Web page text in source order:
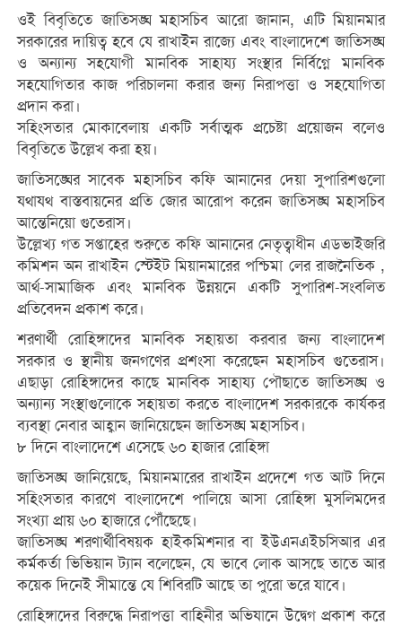
ওই বিবৃতিতে জাতিসঙ্ঘ মহাসচিব আরো জানান, এটি মিয়ানমার
সরকারের দায়িত্ব হবে যে রাখাইন রাজ্যে এবং বাংলাদেশে জাতিসঙ্ঘ
ও অন্যান্য সহযোগী মানবিক সাহায্য সংস্থার নির্বিগ্নে মানবিক
সহযোগিতার কাজ পরিচালনা করার জন্য নিরাপত্তা ও সহযোগিতা
প্রদান করা।
সহিংসতার মোকাবেলায় একটি সর্বাত্মক প্রচেষ্টা প্রয়োজন বলেও
বিবৃতিতে উল্লেখ করা হয়।
জাতিসঙ্ঘের সাবেক মহাসচিব কফি আনানের দেয়া সুপারিশগুলো
যথাযথ বাস্তবায়নের প্রতি জোর আরোপ করেন জাতিসঙ্ঘ মহাসচিব
আন্তেনিয়ো গুতেরাস।
উল্লেখ্য গত সপ্তাহের শুরুতে কফি আনানের নেতৃত্বাধীন এডভাইজরি
কমিশন অন রাখাইন স্টেইট মিয়ানমারের পশ্চিমা লের রাজনৈতিক ,
আর্থ-সামাজিক এবং মানবিক উন্নয়নে একটি সুপারিশ-সংবলিত
প্রতিবেদন প্রকাশ করে।
শরণার্থী রোহিঙ্গাদের মানবিক সহায়তা করবার জন্য বাংলাদেশ
সরকার ও স্থানীয় জনগণের প্রশংসা করেছেন মহাসচিব গুতেরাস।
এছাড়া রোহিঙ্গাদের কাছে মানবিক সাহায্য পৌছাতে জাতিসঙ্ঘ ও
অন্যান্য সংস্থাগুলোকে সহায়তা করতে বাংলাদেশ সরকারকে কার্যকর
ব্যবস্থা নেবার আহ্বান জানিয়েছেন জাতিসঙ্ঘ মহাসচিব।
৮ দিনে বাংলাদেশে এসেছে ৬০ হাজার রোহিঙ্গা
জাতিসঙ্ঘ জানিয়েছে, মিয়ানমারের রাখাইন প্রদেশে গত আট দিনে
সহিংসতার কারণে বাংলাদেশে পালিয়ে আসা রোহিঙ্গা মুসলিমদের
সংখ্যা প্রায় ৬০ হাজারে পৌঁছেছে।
জাতিসঙ্ঘ শরণার্থীবিষয়ক হাইকমিশনার বা ইউএনএইচসিআর এর
কর্মকর্তা ভিভিয়ান ট্যান বলেছেন, যে ভাবে লোক আসছে তাতে আর
কয়েক দিনেই সীমান্তে যে শিবিরটি আছে তা পুরো ভরে যাবে।
রোহিঙ্গাদের বিরুদ্ধে নিরাপত্তা বাহিনীর অভিযানে উদ্বেগ প্রকাশ করে